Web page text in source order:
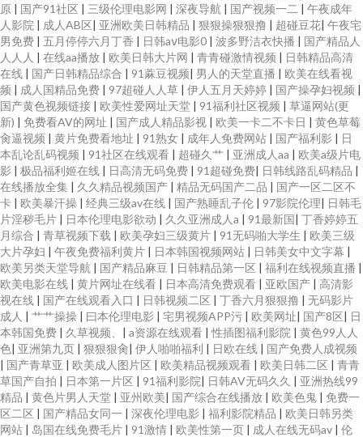
原 | 国产91社区 | 三级伦理电影网 | 深夜导航 | 国产视频一二 | 午夜成年
人影院 | 成人AB区| 亚洲欧美日韩精品 | 狠狠操狠狠撸 | 超碰豆花| 午夜宅
男免费 | 五月停停六月丁香 | 日韩aⅴ电影0 | 波多野洁衣快播 | 国产精品人
人人人 | 在线aa播放 | 欧美日韩大片网 | 青青碰激情视频 | 日韩精品高清
在线 | 国产日韩精品综合 | 91蔴豆视频| 男人的天堂直播 | 欧美在线看视
频 | 成人国精品免费 | 97超碰人人草 | 伊人五月天婷婷 | 国产操孕妇视频 |
国产黄色视频链接 | 欧美性爱网址天堂 | 91福利社区视频 | 草逼网站(更
新) | 免费看AV的网址 | 国产成人精品影视 | 欧美一卡二不卡日 | 黄色草莓
肏逼视频 | 黄片免费看地址 | 91熟女 | 成年人免费网站 | 国产福利影 | 日
本乱论乱码视频 | 91社区在线观看 | 超碰久艹 | 亚洲成人aa | 欧美a级片电
影 | 极品福利姬在线 | 日高清无码免费 | 91超碰免费| 日韩线路乱码精品 |
在线播放全集 | 久久精品视频国产 | 精品无码国产二品 | 国产一区二区不
卡 | 欧美暴汗操 | 经典三级av在线 | 国产熟睡乱子伦 | 97影院伦理| 日韩毛
片淫秽毛片 | 日本伦理电影欲动 | 久久亚洲成人a | 91最新国| 丁香婷婷五
月综合 | 青草视频下载 | 欧美孕妇三级黄片 | 91无码啪大学生 | 欧美三级
大片孕妇 | 午夜免费福利黄片 | 日本韩国视频网站 | 日韩美女中文字幕 |
欧美另类天堂导航 | 国产精品麻豆 | 日韩精品第一区 | 福利在线视频直播 |
欧美电影在线 | 黄片网址在线看 | 日本高清免费观看 | 亚欧国产 | 高清影
视在线 | 国产在线观看入口 | 日韩视频二区 | 丁香六月狠狠撸 | 无码影片
成人 | 艹艹操操 | 曰本伦理电影 | 宅男视频APP污 | 欧美网址| 国产8区| 日
本韩国免费 | 久草视频、 | a资源在线观看 |性插图福利影院 | 黄色99人人
色| 亚洲第九页 | 狠狠狠肏| 伊人啪啪福利 | 日欧在线 | 国产免费人成视频
| 国产青草亚 | 欧美成人图片区 | 欧美精品视频观看 | 欧美日韩二区 | 青青
草国产自拍 | 日本第一片区 | 91福利影院| 日韩AV无码久久 | 亚洲热线99
精品 | 黄色片男人天堂 | 亚州欧美| 国产综合在线播放 | 欧美色鬼 | 免费一
区二区 | 国产精品女同一 | 深夜伦理电影 | 福利影院精品 | 欧美日韩另类
网站 | 岛国在线免费毛片 | 91激情 | 欧美性第一页 | 成人在线无码av | 伦